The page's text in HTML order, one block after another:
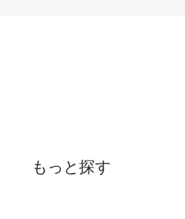
もっと探す